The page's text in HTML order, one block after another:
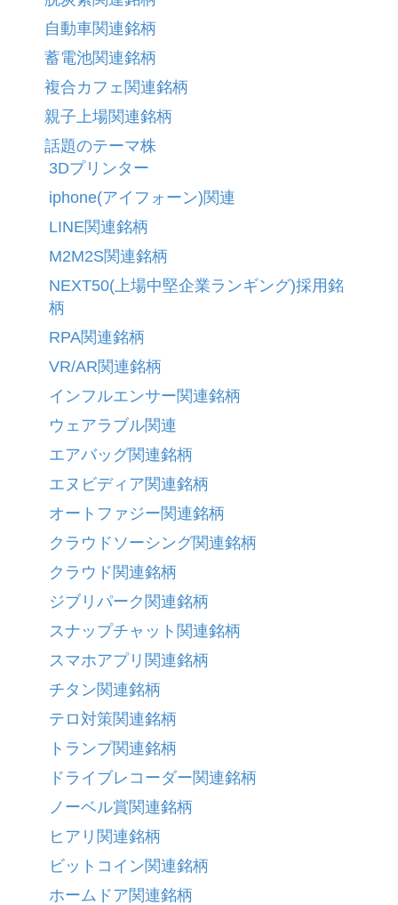
自動車関連銘柄
蓄電池関連銘柄
複合カフェ関連銘柄
親子上場関連銘柄
話題のテーマ株
3Dプリンター
iphone(アイフォーン)関連
LINE関連銘柄
M2M2S関連銘柄
NEXT50(上場中堅企業ランギング)採用銘
柄
RPA関連銘柄
VR/AR関連銘柄
インフルエンサー関連銘柄
ウェアラブル関連
エアバッグ関連銘柄
エヌビディア関連銘柄
オートファジー関連銘柄
クラウドソーシング関連銘柄
クラウド関連銘柄
ジブリパーク関連銘柄
スナップチャット関連銘柄
スマホアプリ関連銘柄
チタン関連銘柄
テロ対策関連銘柄
トランプ関連銘柄
ドライブレコーダー関連銘柄
ノーベル賞関連銘柄
ヒアリ関連銘柄
ビットコイン関連銘柄
ホームドア関連銘柄